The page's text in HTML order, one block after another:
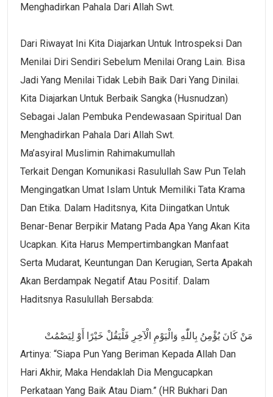
Menghadirkan Pahala Dari Allah Swt.
Dari Riwayat Ini Kita Diajarkan Untuk Introspeksi Dan
Menilai Diri Sendiri Sebelum Menilai Orang Lain. Bisa
Jadi Yang Menilai Tidak Lebih Baik Dari Yang Dinilai.
Kita Diajarkan Untuk Berbaik Sangka (husnudzan)
Sebagai Jalan Pembuka Pendewasaan Spiritual Dan
Menghadirkan Pahala Dari Allah Swt.
Ma’asyiral Muslimin Rahimakumullah
Terkait Dengan Komunikasi Rasulullah Saw Pun Telah
Mengingatkan Umat Islam Untuk Memiliki Tata Krama
Dan Etika. Dalam Haditsnya, Kita Diingatkan Untuk
Benar-Benar Berpikir Matang Pada Apa Yang Akan Kita
Ucapkan. Kita Harus Mempertimbangkan Manfaat
Serta Mudarat, Keuntungan Dan Kerugian, Serta Apakah
Akan Berdampak Negatif Atau Positif. Dalam
Haditsnya Rasulullah Bersabda:
مَنْ كَانَ يُؤْمِنُ بِاللّٰهِ وَالْيَوْمِ الْآخِرِ فَلْيَقُلْ خَيْرًا أَوْ لِيَصْمُتْ
Artinya: “Siapa Pun Yang Beriman Kepada Allah Dan
Hari Akhir, Maka Hendaklah Dia Mengucapkan
Perkataan Yang Baik Atau Diam.” (HR Bukhari Dan